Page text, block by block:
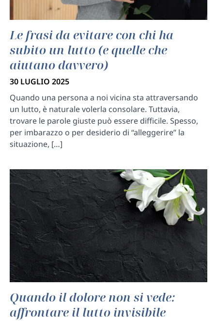
Le frasi da evitare con chi ha
subito un lutto (e quelle che
aiutano davvero)
30 LUGLIO 2025
Quando una persona a noi vicina sta attraversando
un lutto, è naturale volerla consolare. Tuttavia,
trovare le parole giuste può essere difficile. Spesso,
per imbarazzo o per desiderio di “alleggerire” la
situazione, […]
Quando il dolore non si vede:
affrontare il lutto invisibile